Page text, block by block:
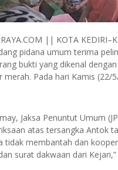
|| KOTA
pidana umum terima
bukti yang dikenal
merah. Pada hari Kamis (22/
Jaksa Penuntut Umum
atas tersangka Antok
tidak membantah dan
surat dakwaan dari